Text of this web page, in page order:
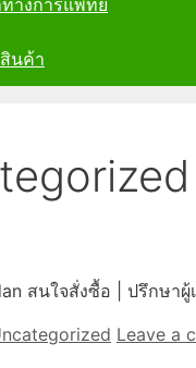
างการแพทย์
นค้า
สนใจสั่งซื้อ | ปรึกษาผู้
Leave a